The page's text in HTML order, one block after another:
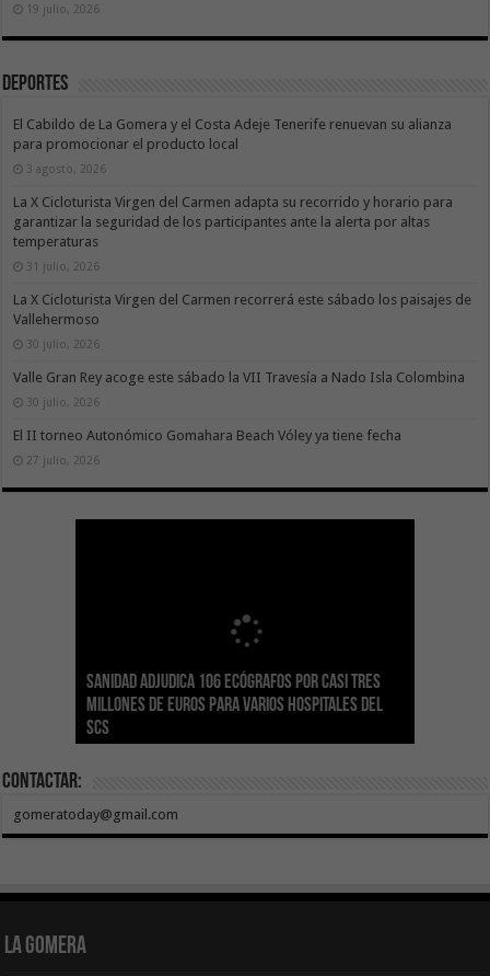
19 julio, 2026
Deportes
El Cabildo de La Gomera y el Costa Adeje Tenerife renuevan su alianza
para promocionar el producto local
3 agosto, 2026
La X Cicloturista Virgen del Carmen adapta su recorrido y horario para
garantizar la seguridad de los participantes ante la alerta por altas
temperaturas
31 julio, 2026
La X Cicloturista Virgen del Carmen recorrerá este sábado los paisajes de
Vallehermoso
30 julio, 2026
Valle Gran Rey acoge este sábado la VII Travesía a Nado Isla Colombina
30 julio, 2026
El II torneo Autonómico Gomahara Beach Vóley ya tiene fecha
27 julio, 2026
Sanidad adjudica 106 ecógrafos por casi tres
millones de euros para varios hospitales del
SCS
Gesplan logra la máxima puntuación en el
Índice de Transparencia de Canarias por cuarto
año consecutivo
El Gobierno canario concede ayudas del
POSEICAN-Pesca al sector por valor de 7,09 M€
tras aumentar las cuantías
Transición Ecológica coordina con Ashotel su
adhesión a la Red de Refugios Climáticos de
Canarias
Visocan incorpora 170 pisos a su parque de
vivienda protegida en régimen de alquiler
asequible de Tenerife
Sanidad refuerza la capacidad diagnóstica de
los centros de salud con el impulso de la
ecografía clínica
Contactar:
gomeratoday@gmail.com
La Gomera